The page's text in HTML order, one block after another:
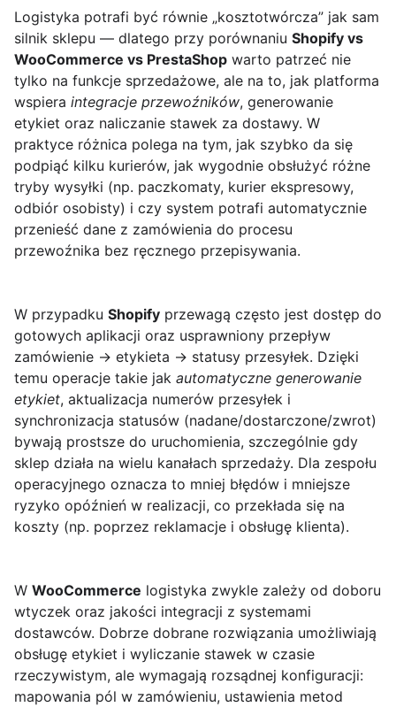
Logistyka potrafi być równie „kosztotwórcza” jak sam
silnik sklepu — dlatego przy porównaniu Shopify vs
WooCommerce vs PrestaShop warto patrzeć nie
tylko na funkcje sprzedażowe, ale na to, jak platforma
wspiera integracje przewoźników, generowanie
etykiet oraz naliczanie stawek za dostawy. W
praktyce różnica polega na tym, jak szybko da się
podpiąć kilku kurierów, jak wygodnie obsłużyć różne
tryby wysyłki (np. paczkomaty, kurier ekspresowy,
odbiór osobisty) i czy system potrafi automatycznie
przenieść dane z zamówienia do procesu
przewoźnika bez ręcznego przepisywania.
W przypadku Shopify przewagą często jest dostęp do
gotowych aplikacji oraz usprawniony przepływ
zamówienie → etykieta → statusy przesyłek. Dzięki
temu operacje takie jak automatyczne generowanie
etykiet, aktualizacja numerów przesyłek i
synchronizacja statusów (nadane/dostarczone/zwrot)
bywają prostsze do uruchomienia, szczególnie gdy
sklep działa na wielu kanałach sprzedaży. Dla zespołu
operacyjnego oznacza to mniej błędów i mniejsze
ryzyko opóźnień w realizacji, co przekłada się na
koszty (np. poprzez reklamacje i obsługę klienta).
W WooCommerce logistyka zwykle zależy od doboru
wtyczek oraz jakości integracji z systemami
dostawców. Dobrze dobrane rozwiązania umożliwiają
obsługę etykiet i wyliczanie stawek w czasie
rzeczywistym, ale wymagają rozsądnej konfiguracji:
mapowania pól w zamówieniu, ustawienia metod